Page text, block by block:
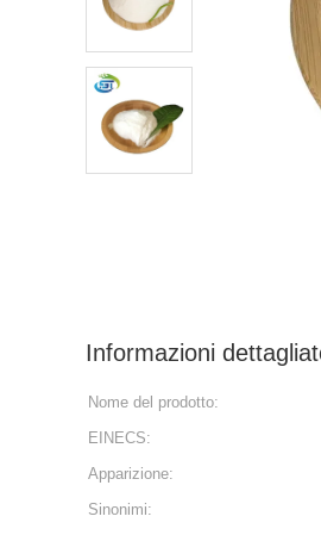
Informazioni
Nome del prodotto:
EINECS:
Apparizione:
Sinonimi: